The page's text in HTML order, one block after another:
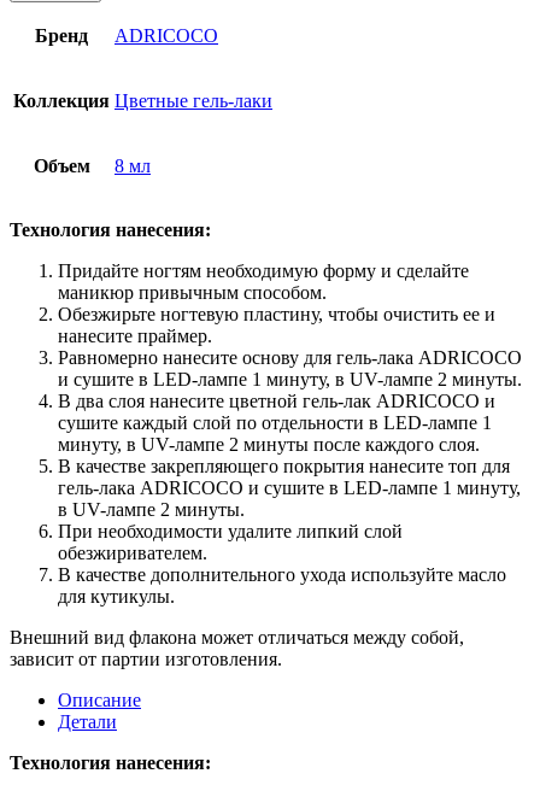
Бренд ADRICOCO
Коллекция Цветные гель-лаки
Объем 8 мл
Технология нанесения:
Придайте ногтям необходимую форму и сделайте
маникюр привычным способом.
Обезжирьте ногтевую пластину, чтобы очистить ее и
нанесите праймер.
Равномерно нанесите основу для гель-лака ADRICOCO
и сушите в LED-лампе 1 минуту, в UV-лампе 2 минуты.
В два слоя нанесите цветной гель-лак ADRICOCO и
сушите каждый слой по отдельности в LED-лампе 1
минуту, в UV-лампе 2 минуты после каждого слоя.
В качестве закрепляющего покрытия нанесите топ для
гель-лака ADRICOCO и сушите в LED-лампе 1 минуту,
в UV-лампе 2 минуты.
При необходимости удалите липкий слой
обезжиривателем.
В качестве дополнительного ухода используйте масло
для кутикулы.
Внешний вид флакона может отличаться между собой,
зависит от партии изготовления.
Описание
Детали
Технология нанесения: